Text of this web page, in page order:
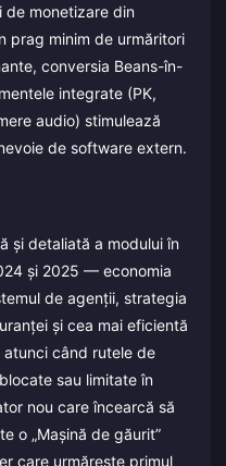
de monetizare din
prag minim de urmăritori
conversia Beans-în-
integrate (PK,
audio) stimulează
de software extern.
și detaliată a modului în
și 2025 — economia
de agenții, strategia
și cea mai eficientă
când rutele de
sau limitate în
nou care încearcă să
o „Mașină de găurit”
care urmărește primul